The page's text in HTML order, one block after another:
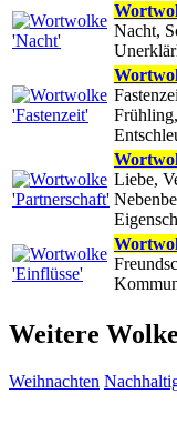
Nacht,
Liebe,
Weitere
Weihnachten